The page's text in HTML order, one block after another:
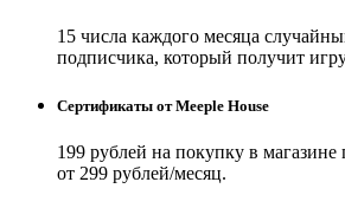
15 числа каждого месяца
подписчика, который получит
Сертификаты от Meeple House
199 рублей на покупку в
от 299 рублей/месяц.